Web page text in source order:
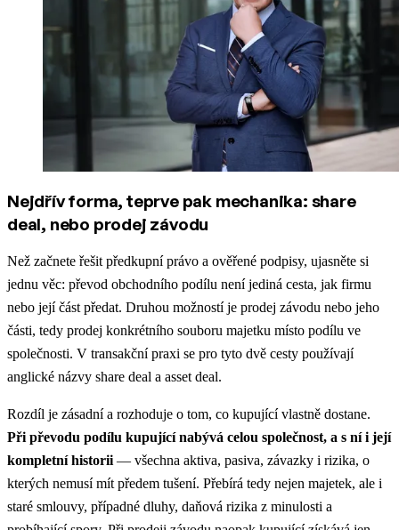
Nejdřív forma, teprve pak mechanika: share
deal, nebo prodej závodu
Než začnete řešit předkupní právo a ověřené podpisy, ujasněte si
jednu věc: převod obchodního podílu není jediná cesta, jak firmu
nebo její část předat. Druhou možností je prodej závodu nebo jeho
části, tedy prodej konkrétního souboru majetku místo podílu ve
společnosti. V transakční praxi se pro tyto dvě cesty používají
anglické názvy share deal a asset deal.
Rozdíl je zásadní a rozhoduje o tom, co kupující vlastně dostane.
Při převodu podílu kupující nabývá celou společnost, a s ní i její
kompletní historii — všechna aktiva, pasiva, závazky i rizika, o
kterých nemusí mít předem tušení. Přebírá tedy nejen majetek, ale i
staré smlouvy, případné dluhy, daňová rizika z minulosti a